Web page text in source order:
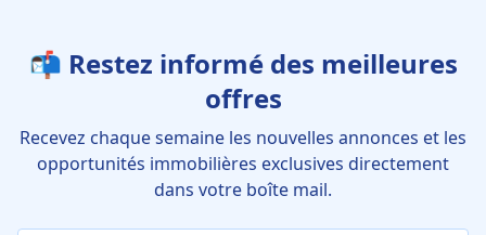
📬 Restez informé des meilleures
offres
Recevez chaque semaine les nouvelles annonces et les
opportunités immobilières exclusives directement
dans votre boîte mail.